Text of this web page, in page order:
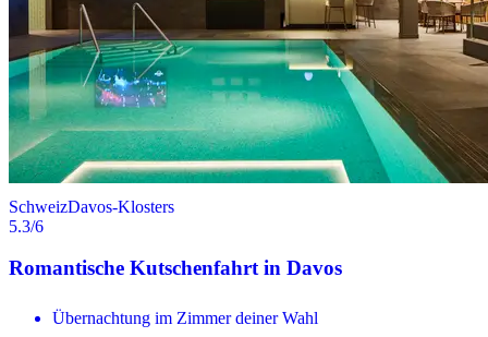
SchweizDavos-Klosters
5.3/6
Romantische Kutschenfahrt in Davos
Übernachtung im Zimmer deiner Wahl